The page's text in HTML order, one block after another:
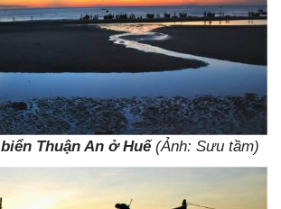
biển Thuận An ở Huế(Ảnh: Sưu tầm)